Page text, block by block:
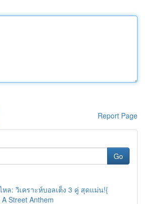
Report Page
Go
หล: วิเคราะห์บอลเต็ง 3 คู่ สุดแม่น!{
Street Anthem